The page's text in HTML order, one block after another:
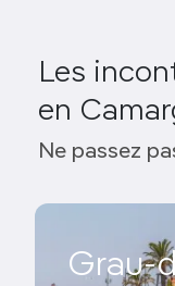
Les
en
Ne passez
Grau-